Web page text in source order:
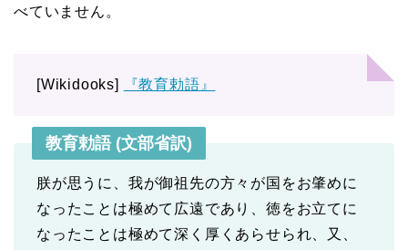
べていません。
[Wikidooks] 『教育勅語』
教育勅語 (文部省訳)
朕が思うに、我が御祖先の方々が国をお肇めに
なったことは極めて広遠であり、徳をお立てに
なったことは極めて深く厚くあらせられ、又、